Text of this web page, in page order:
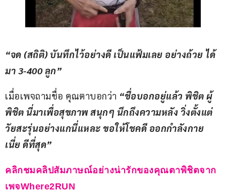
“จด (สถิติ) บันทึกไว้อย่างดี เป็นแฟ้มเลย อย่างถ้วย ได้
มา 3-400 ลูก”
เมื่อเพจถามชื่อ คุณตาบอกว่า “ชื่อบอกอยู่แล้ว พิชิต ผู้
พิชิต นี่มาเพื่อสุขภาพ สนุกๆ นึกถึงความหลัง วิ่งตั้งแต่
วัยสะรุ่นอย่างแกนี่แหละ ขอให้โชคดี ออกกำลังกาย
เนี่ย ดีที่สุด”
คลิกชมคลิปสัมภาษณ์อย่างน่ารักของคุณตาพิชิตจาก
เพจWhere2RUN